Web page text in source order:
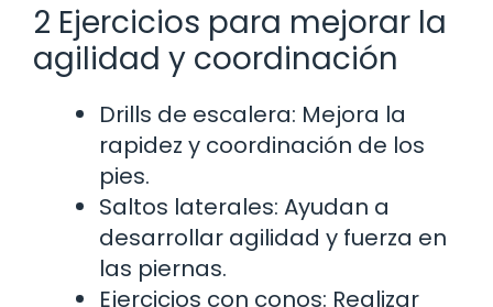
2 Ejercicios para mejorar la
agilidad y coordinación
Drills de escalera: Mejora la
rapidez y coordinación de los
pies.
Saltos laterales: Ayudan a
desarrollar agilidad y fuerza en
las piernas.
Ejercicios con conos: Realizar